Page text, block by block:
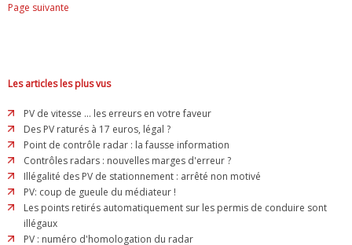
Page suivante
Les articles les plus vus
PV de vitesse ... les erreurs en votre faveur
Des PV raturés à 17 euros, légal ?
Point de contrôle radar : la fausse information
Contrôles radars : nouvelles marges d'erreur ?
Illégalité des PV de stationnement : arrêté non motivé
PV: coup de gueule du médiateur !
Les points retirés automatiquement sur les permis de conduire sont
illégaux
PV : numéro d'homologation du radar